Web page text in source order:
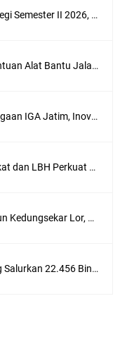
FOZ Jawa Timur Mantapkan Strategi Semester II 2026, Fokus pada Penguatan SDM Amil dan Kolaborasi BerdampakNarasi
Media Peduli Bangsa Salurkan Bantuan Alat Bantu Jalan untuk Lansia
Yayuk Eko Supatemi Raih Penghargaan IGA Jatim, Inovasi Wayang Kulit untuk Anak Berkebutuhan Khusus
Hari Jadi Pertama PHIGMA: Advokat dan LBH Perkuat Soliditas di Jakarta
Ruwatan Malam Satu Suro di Dusun Kedungsekar Lor, Tradisi Luhur yang Terus Istiqomah
FOZ Jatim, BAZNAS, dan Kemenag Salurkan 22.456 Bingkisan Lebaran Yatim Serentak di Berbagai Daerah di Jawa Timur